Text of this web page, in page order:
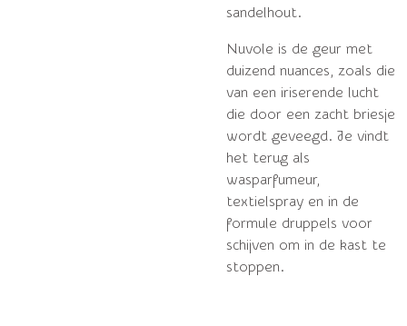
sandelhout.
Nuvole is de geur met
duizend nuances, zoals die
van een iriserende lucht
die door een zacht briesje
wordt geveegd. Je vindt
het terug als
wasparfumeur,
textielspray en in de
formule druppels voor
schijven om in de kast te
stoppen.